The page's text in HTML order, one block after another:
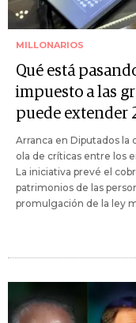
MILLONARIOS
Qué está
impuesto a las
puede extender
Arranca en Diputados la
ola de críticas entre los
La iniciativa prevé el
patrimonios de las
promulgación de la ley